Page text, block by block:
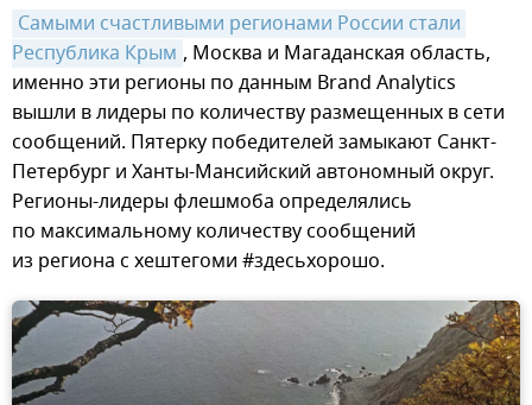
Самыми счастливыми регионами России стали
Республика Крым , Москва и Магаданская область,
именно эти регионы по данным Brand Analytics
вышли в лидеры по количеству размещенных в сети
сообщений. Пятерку победителей замыкают Санкт-
Петербург и Ханты-Мансийский автономный округ.
Регионы-лидеры флешмоба определялись
по максимальному количеству сообщений
из региона с хештегоми #здесьхорошо.